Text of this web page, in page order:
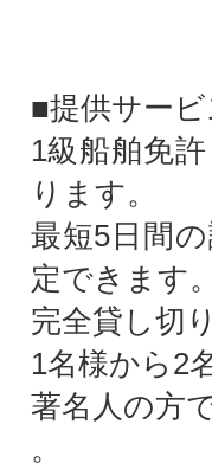
■提供サービ
1級船舶免
ります。
最短5日間
定できます。
完全貸し切
1名様から2
著名人の方
。